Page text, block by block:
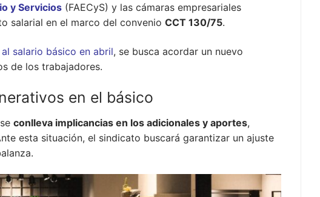
y Servicios (FAECyS) y las cámaras empresariales
salarial en el marco del convenio CCT 130/75.
salario básico en abril, se busca acordar un nuevo
de los trabajadores.
en el básico
conlleva implicancias en los adicionales y aportes,
esta situación, el sindicato buscará garantizar un ajuste